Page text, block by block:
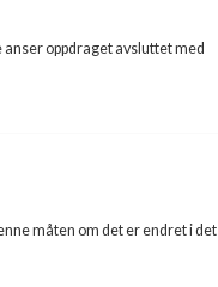
oppdraget avsluttet med
måten om det er endret i det